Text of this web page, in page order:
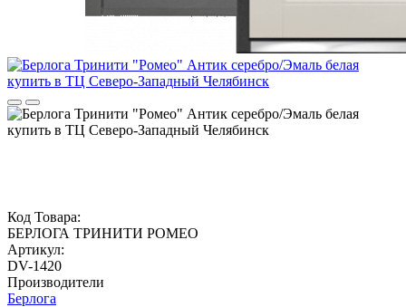
Код Товара:
БЕРЛОГА ТРИНИТИ РОМЕО
Артикул:
DV-1420
Производители
Берлога